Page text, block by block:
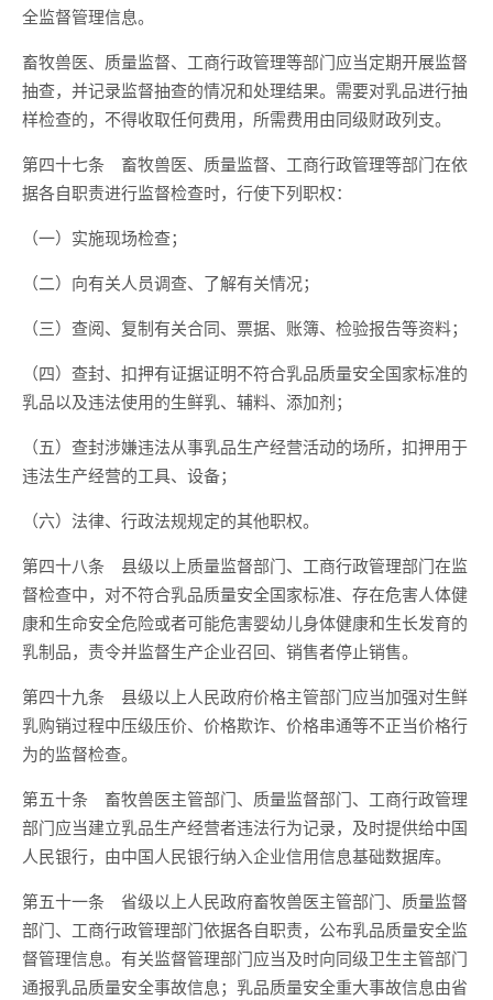
全监督管理信息。
畜牧兽医、质量监督、工商行政管理等部门应当定期开展监督
抽查，并记录监督抽查的情况和处理结果。需要对乳品进行抽
样检查的，不得收取任何费用，所需费用由同级财政列支。
第四十七条 畜牧兽医、质量监督、工商行政管理等部门在依
据各自职责进行监督检查时，行使下列职权：
（一）实施现场检查；
（二）向有关人员调查、了解有关情况；
（三）查阅、复制有关合同、票据、账簿、检验报告等资料；
（四）查封、扣押有证据证明不符合乳品质量安全国家标准的
乳品以及违法使用的生鲜乳、辅料、添加剂；
（五）查封涉嫌违法从事乳品生产经营活动的场所，扣押用于
违法生产经营的工具、设备；
（六）法律、行政法规规定的其他职权。
第四十八条 县级以上质量监督部门、工商行政管理部门在监
督检查中，对不符合乳品质量安全国家标准、存在危害人体健
康和生命安全危险或者可能危害婴幼儿身体健康和生长发育的
乳制品，责令并监督生产企业召回、销售者停止销售。
第四十九条 县级以上人民政府价格主管部门应当加强对生鲜
乳购销过程中压级压价、价格欺诈、价格串通等不正当价格行
为的监督检查。
第五十条 畜牧兽医主管部门、质量监督部门、工商行政管理
部门应当建立乳品生产经营者违法行为记录，及时提供给中国
人民银行，由中国人民银行纳入企业信用信息基础数据库。
第五十一条 省级以上人民政府畜牧兽医主管部门、质量监督
部门、工商行政管理部门依据各自职责，公布乳品质量安全监
督管理信息。有关监督管理部门应当及时向同级卫生主管部门
通报乳品质量安全事故信息；乳品质量安全重大事故信息由省